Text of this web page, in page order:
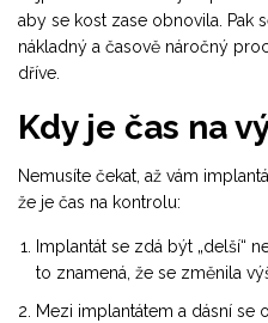
aby se kost zase obnovila. Pak
nákladný a časově náročný
dříve.
Kdy je čas na
Nemusíte čekat, až vám
že je čas na kontrolu:
Implantát se zdá být „delší“
to znamená, že se změnila
Mezi implantátem a dásní se